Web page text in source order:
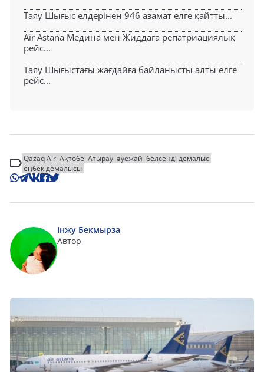
Таяу Шығыс елдерінен 946 азамат елге қайтты...
Air Astana Медина мен Жиддаға репатриациялық
рейс...
Таяу Шығыстағы жағдайға байланысты алты елге
рейс...
Qazaq Air Ақтөбе Атырау әуежай белсенді демалыс
еңбек демалысы
Інжу Бекмырза
Автор